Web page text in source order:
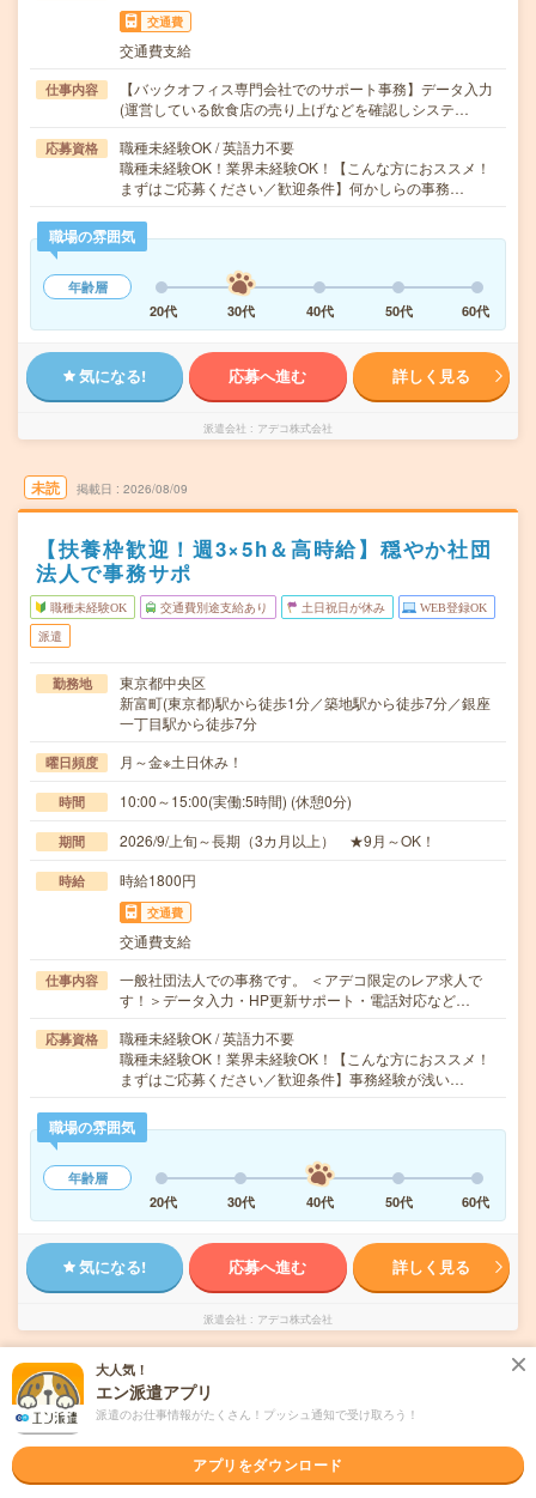
交通費
交通費支給
仕事内容
【バックオフィス専門会社でのサポート事務】データ入力
(運営している飲食店の売り上げなどを確認しシステ…
応募資格
職種未経験OK / 英語力不要
職種未経験OK！業界未経験OK！【こんな方におススメ！
まずはご応募ください／歓迎条件】何かしらの事務…
職場の雰囲気
年齢層
20代
30代 40代 50代 60代
気になる! 応募へ進む 詳しく見る
派遣会社 アデコ株式会社
未読 掲載日 2026/08/09
【扶養枠歓迎！週3×5h＆高時給】穏やか社団
法人で事務サポ
職種未経験OK 交通費別途支給あり 土日祝日が休み WEB登録OK
派遣
勤務地
東京都中央区
新富町(東京都)駅から徒歩1分／築地駅から徒歩7分／銀座
一丁目駅から徒歩7分
曜日頻度 月～金※土日休み！
時間 10:00～15:00(実働:5時間) (休憩0分)
期間 2026/9/上旬～長期（3カ月以上） ★9月～OK！
時給 時給1800円
交通費
交通費支給
仕事内容
一般社団法人での事務です。 ＜アデコ限定のレア求人で
す！＞データ入力・HP更新サポート・電話対応など…
応募資格
職種未経験OK / 英語力不要
職種未経験OK！業界未経験OK！【こんな方におススメ！
まずはご応募ください／歓迎条件】事務経験が浅い…
職場の雰囲気
年齢層
20代
30代 40代 50代 60代
気になる! 応募へ進む 詳しく見る
派遣会社 アデコ株式会社
未読 掲載日 2026/08/09
週3日×時短！＜エンタメ企業でのコツコツ事
務＞アニメ好き歓迎
大人気！
エン派遣アプリ
派遣のお仕事情報がたくさん！プッシュ通知で受け取ろう！
アプリをダウンロード